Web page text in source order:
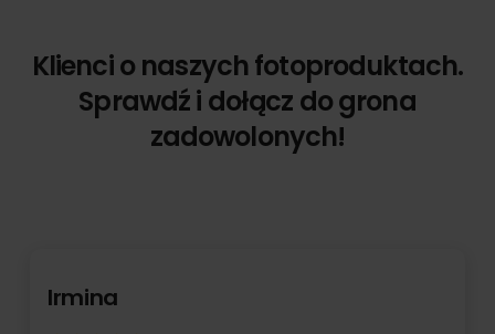
Klienci o naszych fotoproduktach.
Sprawdź i dołącz do grona
zadowolonych!
Irmina